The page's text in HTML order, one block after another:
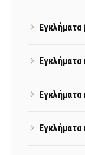
Εγκλήματα
Εγκλήματα